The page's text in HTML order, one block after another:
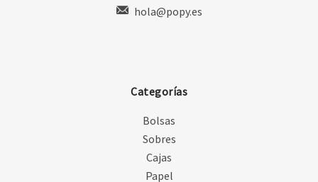
hola@popy.es
Categorías
Bolsas
Sobres
Cajas
Papel